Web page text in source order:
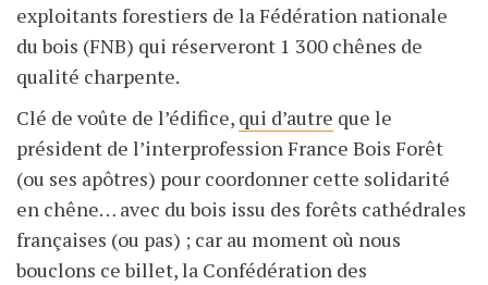
exploitants forestiers de la Fédération nationale
du bois (FNB) qui réserveront 1 300 chênes de
qualité charpente.
Clé de voûte de l’édifice, qui d’autre que le
président de l’interprofession France Bois Forêt
(ou ses apôtres) pour coordonner cette solidarité
en chêne… avec du bois issu des forêts cathédrales
françaises (ou pas) ; car au moment où nous
bouclons ce billet, la Confédération des